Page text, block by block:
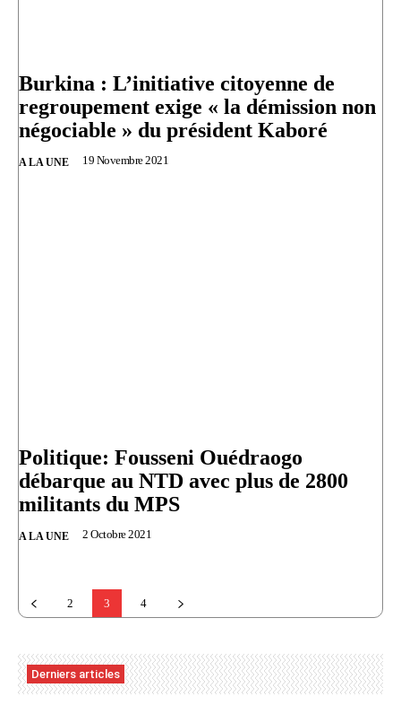
Burkina : L’initiative citoyenne de
regroupement exige « la démission non
négociable » du président Kaboré
A LA UNE 19 Novembre 2021
Politique:​ Fousseni Ouédraogo
débarque au NTD avec plus de 2800
militants du MPS
A LA UNE 2 Octobre 2021
2 3 4
Derniers articles